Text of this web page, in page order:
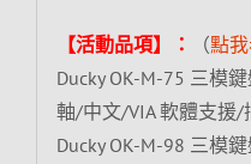
【活動品項】： （點
Ducky OK-M-75 三模
軸/中文/VIA 軟體支援/
Ducky OK-M-98 三模